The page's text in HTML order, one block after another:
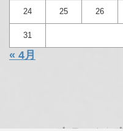
24 25 26
31
« 4月